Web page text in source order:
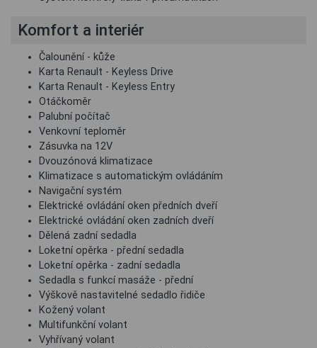
Komfort a interiér
Čalounění - kůže
Karta Renault - Keyless Drive
Karta Renault - Keyless Entry
Otáčkoměr
Palubní počítač
Venkovní teploměr
Zásuvka na 12V
Dvouzónová klimatizace
Klimatizace s automatickým ovládáním
Navigační systém
Elektrické ovládání oken předních dveří
Elektrické ovládání oken zadních dveří
Dělená zadní sedadla
Loketní opěrka - přední sedadla
Loketní opěrka - zadní sedadla
Sedadla s funkcí masáže - přední
Výškově nastavitelné sedadlo řidiče
Kožený volant
Multifunkční volant
Vyhřívaný volant